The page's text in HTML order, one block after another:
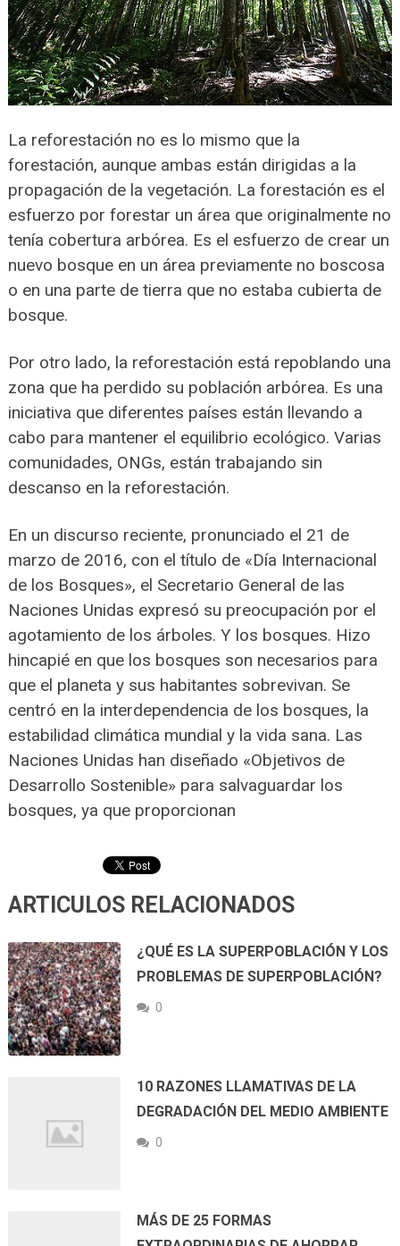
La reforestación no es lo mismo que la
forestación, aunque ambas están dirigidas a la
propagación de la vegetación. La forestación es el
esfuerzo por forestar un área que originalmente no
tenía cobertura arbórea. Es el esfuerzo de crear un
nuevo bosque en un área previamente no boscosa
o en una parte de tierra que no estaba cubierta de
bosque.
Por otro lado, la reforestación está repoblando una
zona que ha perdido su población arbórea. Es una
iniciativa que diferentes países están llevando a
cabo para mantener el equilibrio ecológico. Varias
comunidades, ONGs, están trabajando sin
descanso en la reforestación.
En un discurso reciente, pronunciado el 21 de
marzo de 2016, con el título de «Día Internacional
de los Bosques», el Secretario General de las
Naciones Unidas expresó su preocupación por el
agotamiento de los árboles. Y los bosques. Hizo
hincapié en que los bosques son necesarios para
que el planeta y sus habitantes sobrevivan. Se
centró en la interdependencia de los bosques, la
estabilidad climática mundial y la vida sana. Las
Naciones Unidas han diseñado «Objetivos de
Desarrollo Sostenible» para salvaguardar los
bosques, ya que proporcionan
ARTICULOS RELACIONADOS
¿QUÉ ES LA SUPERPOBLACIÓN Y LOS
PROBLEMAS DE SUPERPOBLACIÓN?
0
10 RAZONES LLAMATIVAS DE LA
DEGRADACIÓN DEL MEDIO AMBIENTE
0
MÁS DE 25 FORMAS